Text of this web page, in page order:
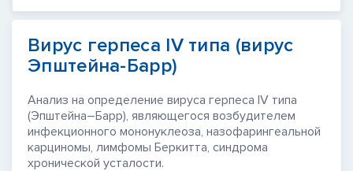
Вирус герпеса IV типа (вирус
Эпштейна-Барр)
Анализ на определение вируса герпеса IV типа
(Эпштейна–Барр), являющегося возбудителем
инфекционного мононуклеоза, назофарингеальной
карциномы, лимфомы Беркитта, синдрома
хронической усталости.